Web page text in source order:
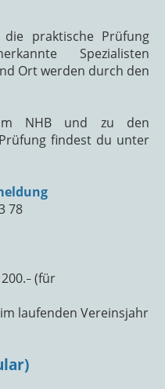
praktische Prüfung
Spezialisten
Ort werden durch den
NHB und zu den
findest du unter
78
– (für
laufenden Vereinsjahr